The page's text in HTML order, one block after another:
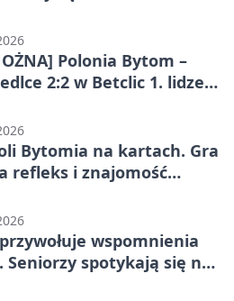
Polonia Bytom –
2:2 w Betclic 1. lidze.
zwycięstwo
Bytomia na kartach. Gra
refleks i znajomość
wspomnienia
Seniorzy spotykają się na